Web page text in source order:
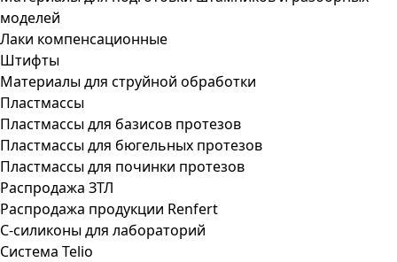
моделей
Лаки компенсационные
Штифты
Материалы для струйной обработки
Пластмассы
Пластмассы для базисов протезов
Пластмассы для бюгельных протезов
Пластмассы для починки протезов
Распродажа ЗТЛ
Распродажа продукции Renfert
С-силиконы для лабораторий
Система Telio